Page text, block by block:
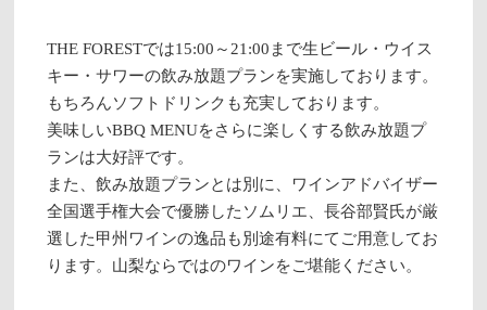
THE FORESTでは15:00～21:00まで生ビール・ウイス
キー・サワーの飲み放題プランを実施しております。
もちろんソフトドリンクも充実しております。
美味しいBBQ MENUをさらに楽しくする飲み放題プ
ランは大好評です。
また、飲み放題プランとは別に、ワインアドバイザー
全国選手権大会で優勝したソムリエ、長谷部賢氏が厳
選した甲州ワインの逸品も別途有料にてご用意してお
ります。山梨ならではのワインをご堪能ください。